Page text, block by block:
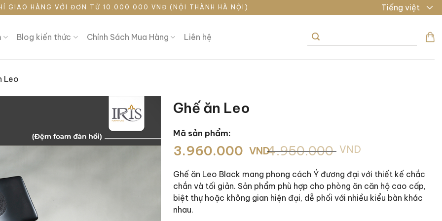
GIAO HÀNG VỚI ĐƠN TỪ 10.000.000 VNĐ (NỘI THÀNH HÀ NỘI) Tiếng việt
Blog kiến thức Chính Sách Mua Hàng Liên hệ
kiếm:
Leo
Ghế ăn Leo
Mã sản phẩm:
4.950.000 VND
Giá
là:
4.950.000 VND.
3.960.000 VND
Giá
tại
là:
3.960.000 VND.
Ghế ăn Leo Black mang phong cách Ý đương đại với thiết kế chắc
chắn và tối giản. Sản phẩm phù hợp cho phòng ăn căn hộ cao cấp,
biệt thự hoặc không gian hiện đại, dễ phối với nhiều kiểu bàn khác
nhau.